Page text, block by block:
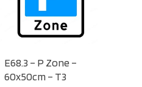
E68.3 – P Zone –
60x50cm – T3